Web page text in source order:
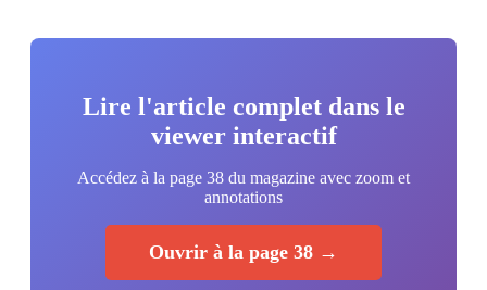
Lire l'article complet dans le
viewer interactif
Accédez à la page 38 du magazine avec zoom et
annotations
Ouvrir à la page 38 →